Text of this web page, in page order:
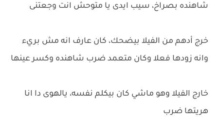
شاهنده بصراخ، سيب ايدى يا متوحش انت وجعتنى
خرج أدهم من الفيلا بيضحك، كان عارف انه مش بريء
وانه زودها فعلا وكان متعمد ضرب شاهنده وكسر عينها
خارج الفيلا وهو ماشي كان بيكلم نفسه، يالهوى دا انا
هريتها ضرب